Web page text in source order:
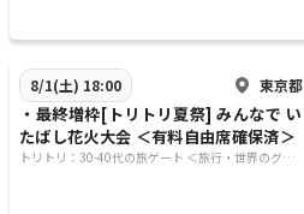
8/1(土) 18:00 東京都
・最終増枠[トリトリ夏祭] みんなで い
たばし花火大会 ＜有料自由席確保済＞
トリトリ：30-40代の旅ゲート ＜旅行・世界のグル